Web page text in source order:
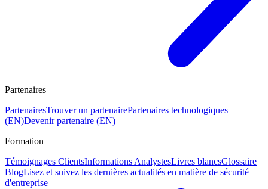
Partenaires
PartenairesTrouver un partenairePartenaires technologiques
(EN)Devenir partenaire (EN)
Formation
Témoignages ClientsInformations AnalystesLivres blancsGlossaire
BlogLisez et suivez les dernières actualités en matière de sécurité
d'entreprise